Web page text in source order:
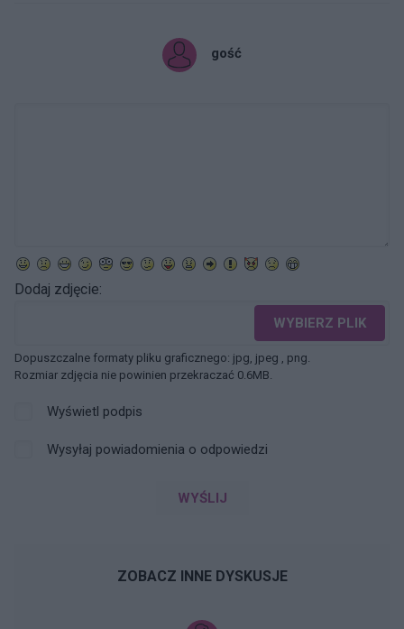
gość
Dodaj zdjęcie:
WYBIERZ PLIK
Dopuszczalne formaty pliku graficznego: jpg, jpeg , png.
Rozmiar zdjęcia nie powinien przekraczać 0.6MB.
Wyświetl podpis
Wysyłaj powiadomienia o odpowiedzi
WYŚLIJ
ZOBACZ INNE DYSKUSJE